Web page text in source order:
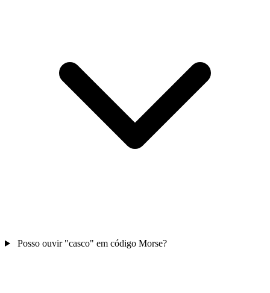
Posso ouvir "casco" em código Morse?